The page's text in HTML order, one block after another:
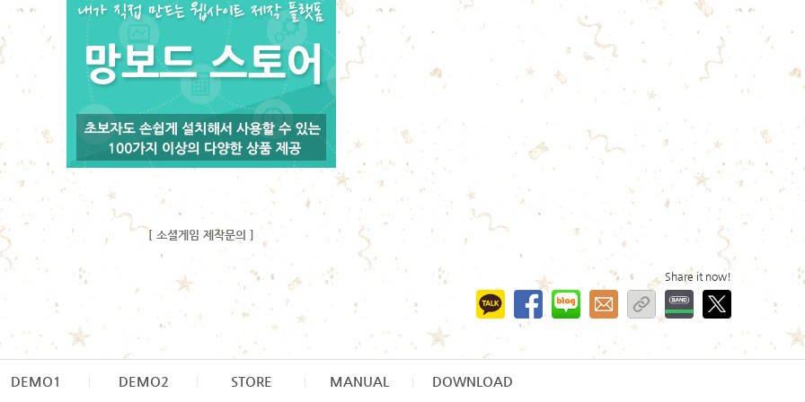
[ 소셜게임 제작문의 ]
Share it now!
DEMO1 DEMO2 STORE MANUAL DOWNLOAD